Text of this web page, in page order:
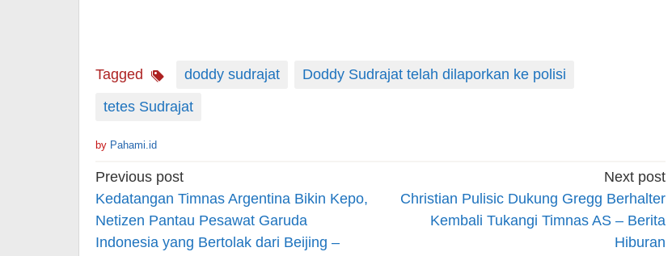
Tagged doddy sudrajat
Doddy Sudrajat telah dilaporkan ke polisi
tetes Sudrajat
by Pahami.id
Post
navigation
Previous post
Kedatangan Timnas Argentina Bikin Kepo,
Netizen Pantau Pesawat Garuda
Indonesia yang Bertolak dari Beijing –
Next post
Christian Pulisic Dukung Gregg Berhalter
Kembali Tukangi Timnas AS – Berita
Hiburan